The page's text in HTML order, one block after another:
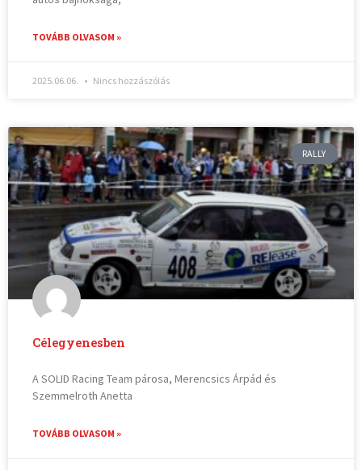
TOVÁBB OLVASOM »
2025.06.06. Nincs hozzászólás
RALLY
Célegyenesben
A SOLID Racing Team párosa, Merencsics Árpád és
Szemmelroth Anetta
TOVÁBB OLVASOM »